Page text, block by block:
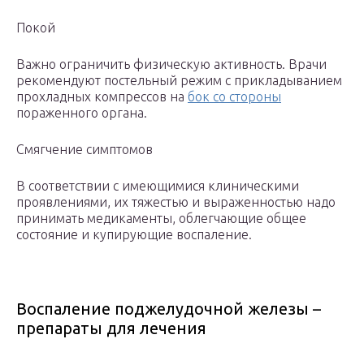
Покой
Важно ограничить физическую активность. Врачи
рекомендуют постельный режим с прикладыванием
прохладных компрессов на бок со стороны
пораженного органа.
Смягчение симптомов
В соответствии с имеющимися клиническими
проявлениями, их тяжестью и выраженностью надо
принимать медикаменты, облегчающие общее
состояние и купирующие воспаление.
Воспаление поджелудочной железы –
препараты для лечения